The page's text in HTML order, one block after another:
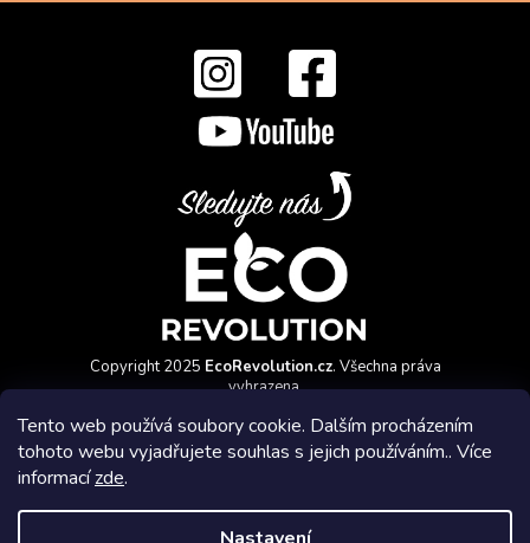
Tento web používá soubory cookie. Dalším procházením
tohoto webu vyjadřujete souhlas s jejich používáním.. Více
informacízde.
Copyright 2025 EcoRevolution.cz. Všechna práva
vyhrazena.